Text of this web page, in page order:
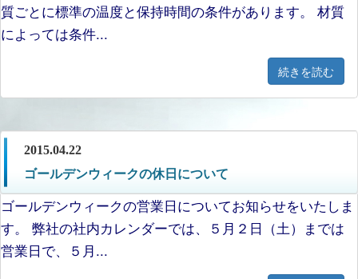
質ごとに標準の温度と保持時間の条件があります。 材質
によっては条件...
続きを読む
2015.04.22
ゴールデンウィークの休日について
ゴールデンウィークの営業日についてお知らせをいたしま
す。 弊社の社内カレンダーでは、５月２日（土）までは
営業日で、５月...